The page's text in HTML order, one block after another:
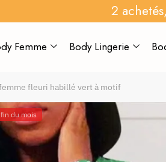
2
Femme Body Lingerie
fleuri habillé vert à motif
du mois